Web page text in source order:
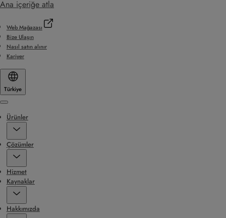
Ana içeriğe atla
Web Mağazası
Bize Ulaşın
Nasıl satın alınır
Kariyer
Türkiye
Menu
Ürünler
Çözümler
Hizmet
Kaynaklar
Hakkımızda